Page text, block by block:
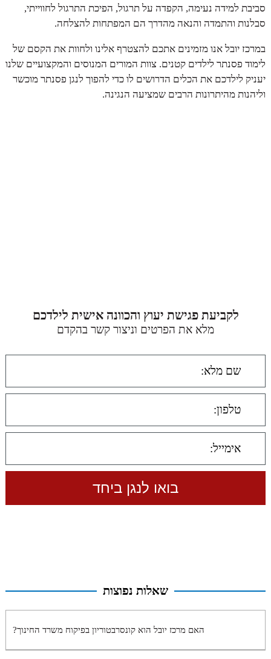
סביבת למידה נעימה, הקפדה על תרגול, הפיכת התרגול לחווייתי,
סבלנות והתמדה והנאה מהדרך הם המפתחות להצלחה.
במרכז יובל אנו מזמינים אתכם להצטרף אלינו ולחוות את הקסם של
לימוד פסנתר לילדים קטנים. צוות המורים המנוסים והמקצועיים שלנו
יעניק לילדכם את הכלים הדרושים לו כדי להפוך לנגן פסנתר מוכשר
וליהנות מהיתרונות הרבים שמציעה הנגינה.
לקביעת פגישת יעוץ והכוונה אישית לילדכם
מלא את הפרטים וניצור קשר בהקדם
שאלות נפוצות
האם מרכז יובל הוא קונסרבטוריון בפיקוח משרד החינוך?